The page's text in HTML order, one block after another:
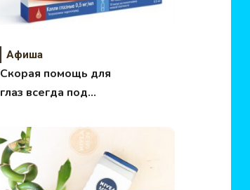
Афиша
Скорая помощь для
глаз всегда под